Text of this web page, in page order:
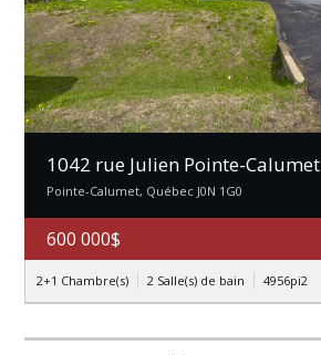
1042 rue Julien Pointe-Calumet
Pointe-Calumet, Québec J0N 1G0
600 000$
2+1 Chambre(s) 2 Salle(s) de bain 4956pi2